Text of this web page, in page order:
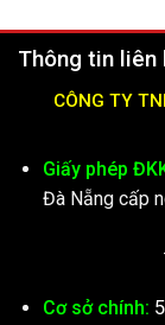
Thông tin liên
CÔNG TY
Giấy phép
Đà Nẵng cấp
Cơ sở chính: